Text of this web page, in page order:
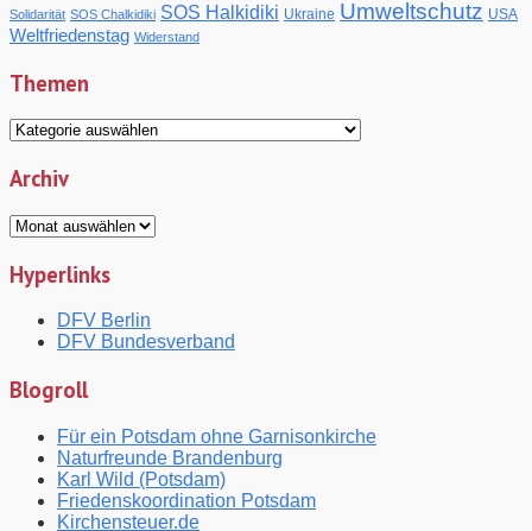
Solidarität SOS Chalkidiki SOS Halkidiki Ukraine Umweltschutz USA
Weltfriedenstag Widerstand
Themen
Themen
Archiv
Archiv
Hyperlinks
DFV Berlin
DFV Bundesverband
Blogroll
Für ein Potsdam ohne Garnisonkirche
Naturfreunde Brandenburg
Karl Wild (Potsdam)
Friedenskoordination Potsdam
Kirchensteuer.de